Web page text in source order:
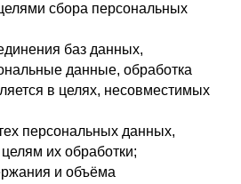
сбора персональных
баз данных,
данные, обработка
в целях, несовместимых
персональных данных,
их обработки;
и объёма